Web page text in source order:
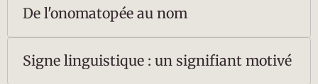
De l'onomatopée au nom
Signe linguistique : un signifiant motivé